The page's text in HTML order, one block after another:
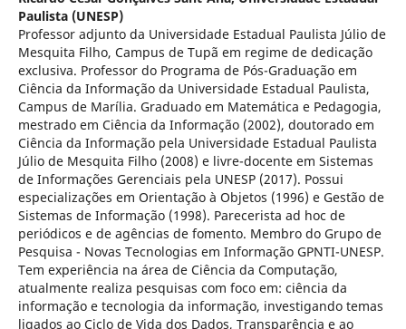
Paulista (UNESP)
Professor adjunto da Universidade Estadual Paulista Júlio de
Mesquita Filho, Campus de Tupã em regime de dedicação
exclusiva. Professor do Programa de Pós-Graduação em
Ciência da Informação da Universidade Estadual Paulista,
Campus de Marília. Graduado em Matemática e Pedagogia,
mestrado em Ciência da Informação (2002), doutorado em
Ciência da Informação pela Universidade Estadual Paulista
Júlio de Mesquita Filho (2008) e livre-docente em Sistemas
de Informações Gerenciais pela UNESP (2017). Possui
especializações em Orientação à Objetos (1996) e Gestão de
Sistemas de Informação (1998). Parecerista ad hoc de
periódicos e de agências de fomento. Membro do Grupo de
Pesquisa - Novas Tecnologias em Informação GPNTI-UNESP.
Tem experiência na área de Ciência da Computação,
atualmente realiza pesquisas com foco em: ciência da
informação e tecnologia da informação, investigando temas
ligados ao Ciclo de Vida dos Dados, Transparência e ao